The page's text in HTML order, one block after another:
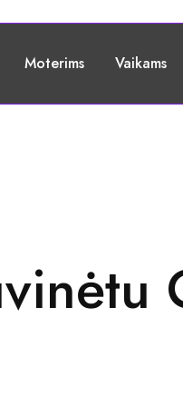
Moterims Vaikams